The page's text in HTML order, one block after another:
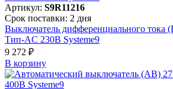
Артикул: S9R11216
Срок поставки: 2 дня
Выключатель дифференциального тока
Тип-AC 230В Systeme9
9 272 ₽
В корзинy